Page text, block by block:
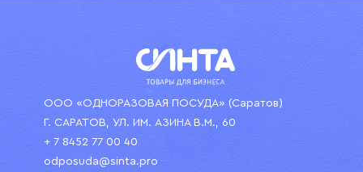
ООО «ОДНОРАЗОВАЯ ПОСУДА» (Саратов)
Г. САРАТОВ, УЛ. ИМ. АЗИНА В.М., 60
+ 7 8452 77 00 40
odposuda@sinta.pro